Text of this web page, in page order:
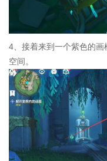
4、接着来到一个紫色的
空间。